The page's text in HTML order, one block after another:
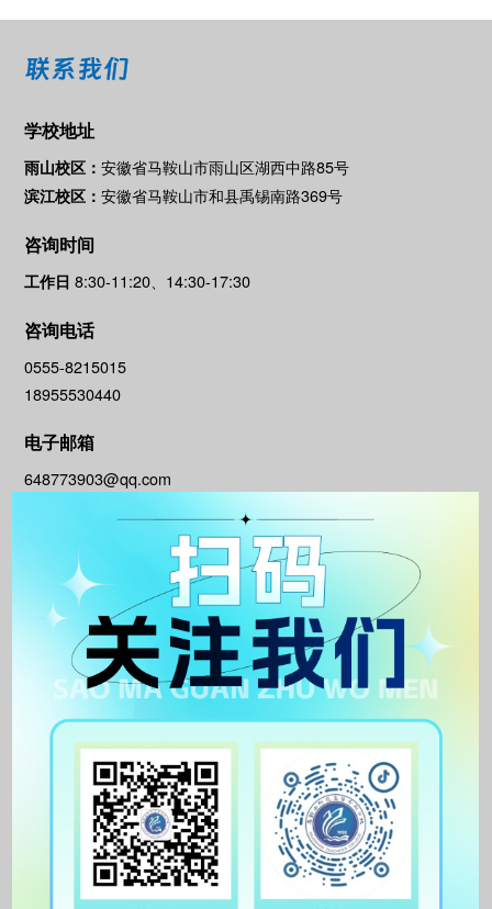
联系我们
学校地址
雨山校区：安徽省马鞍山市雨山区湖西中路85号
滨江校区：安徽省马鞍山市和县禹锡南路369号
咨询时间
工作日 8:30-11:20、14:30-17:30
咨询电话
0555-8215015
18955530440
电子邮箱
648773903@qq.com